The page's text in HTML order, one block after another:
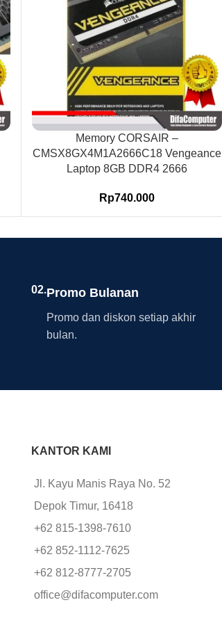
Memory CORSAIR –
CMSX8GX4M1A2666C18 Vengeance
Laptop 8GB DDR4 2666
Rp740.000
02.Promo Bulanan
Promo dan diskon setiap akhir
bulan.
KANTOR KAMI
Jl. Kayu Manis Raya No. 52
Depok Timur, 16418
+62 815-1398-7610
+62 852-1112-7625
+62 812-8777-2705
office@difacomputer.com